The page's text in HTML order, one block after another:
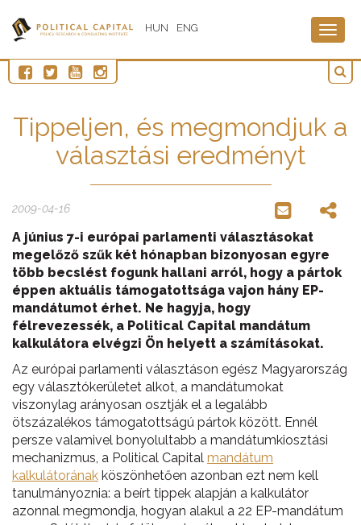
HUN ENG
Tippeljen, és megmondjuk a
választási eredményt
2009-04-16
A június 7-i európai parlamenti választásokat
megelőző szűk két hónapban bizonyosan egyre
több becslést fogunk hallani arról, hogy a pártok
éppen aktuális támogatottsága vajon hány EP-
mandátumot érhet. Ne hagyja, hogy
félrevezessék, a Political Capital mandátum
kalkulátora elvégzi Ön helyett a számításokat.
Az európai parlamenti választáson egész Magyarország
egy választókerületet alkot, a mandátumokat
viszonylag arányosan osztják el a legalább
ötszázalékos támogatottságú pártok között. Ennél
persze valamivel bonyolultabb a mandátumkiosztási
mechanizmus, a Political Capital mandátum
kalkulátorának köszönhetően azonban ezt nem kell
tanulmányoznia: a beírt tippek alapján a kalkulátor
azonnal megmondja, hogyan alakul a 22 EP-mandátum